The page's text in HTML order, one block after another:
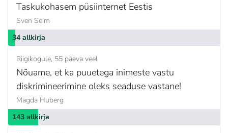
Taskukohasem püsiinternet Eestis
Sven Seim
34 allkirja
Riigikogule 55 päeva veel
Nõuame, et ka puuetega inimeste vastu
diskrimineerimine oleks seaduse vastane!
Magda Huberg
143 allkirja